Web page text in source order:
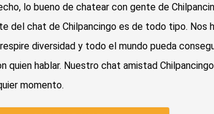
lo bueno de chatear con gente de
del chat de Chilpancingo es de todo tipo. Nos
diversidad y todo el mundo pueda
quien hablar. Nuestro chat amistad
momento.